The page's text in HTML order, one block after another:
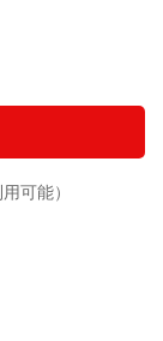
可能）